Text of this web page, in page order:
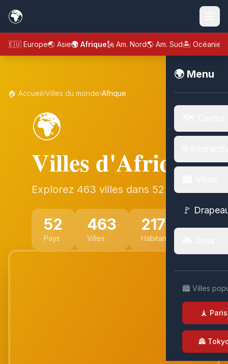
🌍
🇪🇺 Europe🌏 Asie🌍 Afrique🗽 Am. Nord🌎 Am. Sud🏝️ Océanie
🌍 Menu
🚩
🏙️ Villes
🗼 Paris
🏯
🏠 Accueil›Villes du monde›Afrique
🌍
Villes d'Afrique
Explorez 463 villes dans 52 pays
52
Pays
463
Villes
217M
Habitants